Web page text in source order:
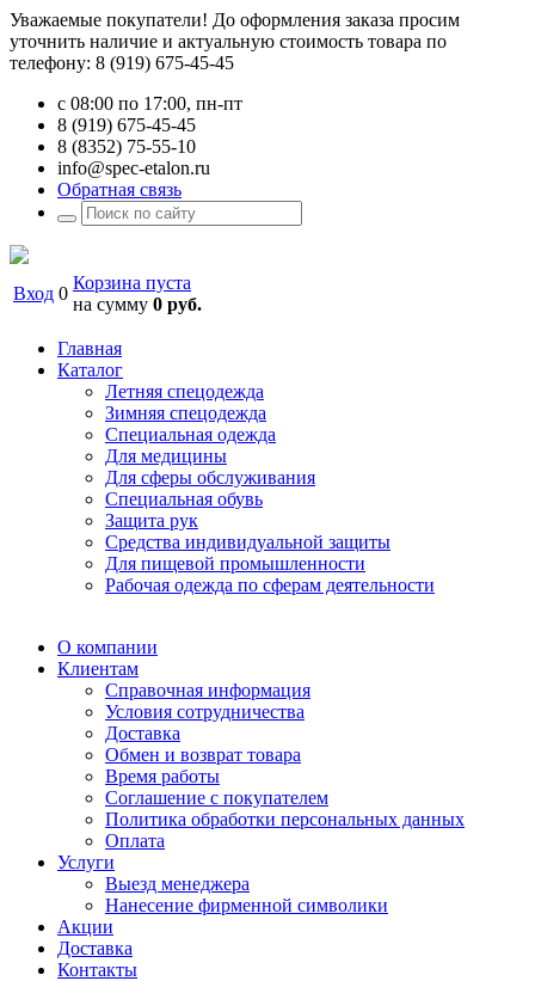
Уважаемые покупатели! До оформления заказа просим
уточнить наличие и актуальную стоимость товара по
телефону: 8 (919) 675-45-45
с 08:00 по 17:00, пн-пт
8 (919) 675-45-45
8 (8352) 75-55-10
info@spec-etalon.ru
Обратная связь
Вход 0
Корзина пуста
на сумму 0 руб.
Главная
Каталог
Летняя спецодежда
Зимняя спецодежда
Специальная одежда
Для медицины
Для сферы обслуживания
Специальная обувь
Защита рук
Средства индивидуальной защиты
Для пищевой промышленности
Рабочая одежда по сферам деятельности
О компании
Клиентам
Справочная информация
Условия сотрудничества
Доставка
Обмен и возврат товара
Время работы
Соглашение с покупателем
Политика обработки персональных данных
Оплата
Услуги
Выезд менеджера
Нанесение фирменной символики
Акции
Доставка
Контакты